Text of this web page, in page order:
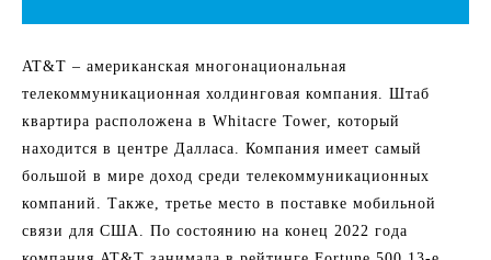
AT&T – американская многонациональная
телекоммуникационная холдинговая компания. Штаб
квартира расположена в Whitacre Tower, который
находится в центре Далласа. Компания имеет самый
большой в мире доход среди телекоммуникационных
компаний. Также, третье место в поставке мобильной
связи для США. По состоянию на конец 2022 года